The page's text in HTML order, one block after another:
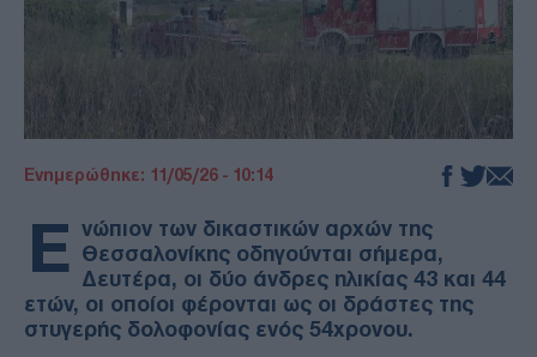
Ενημερώθηκε: 11/05/26 - 10:14
Ε νώπιον των δικαστικών αρχών της
Θεσσαλονίκης οδηγούνται σήμερα,
Δευτέρα, οι δύο άνδρες ηλικίας 43 και 44
ετών, οι οποίοι φέρονται ως οι δράστες της
στυγερής δολοφονίας ενός 54χρονου.